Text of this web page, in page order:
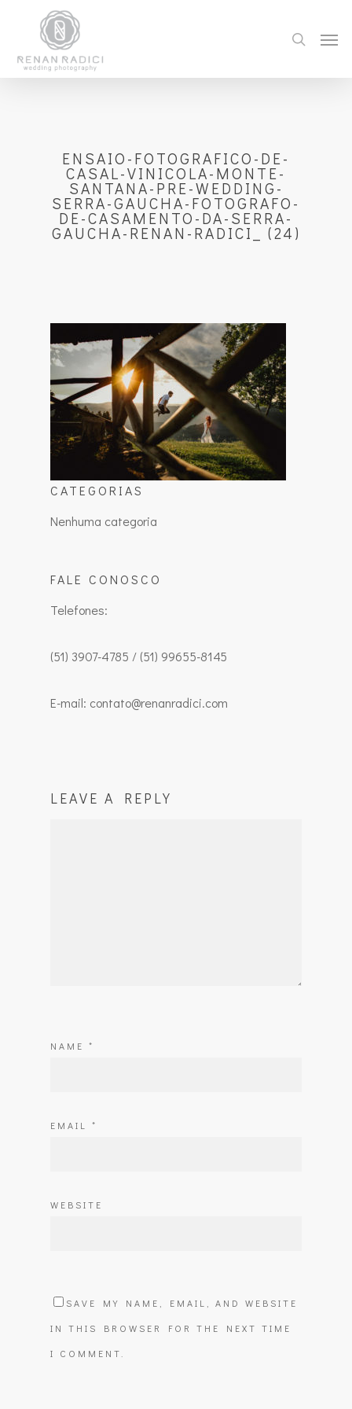
ENSAIO-FOTOGRAFICO-DE-
CASAL-VINICOLA-MONTE-
SANTANA-PRE-WEDDING-
SERRA-GAUCHA-FOTOGRAFO-
DE-CASAMENTO-DA-SERRA-
GAUCHA-RENAN-RADICI_ (24)
CATEGORIAS
Nenhuma categoria
FALE CONOSCO
Telefones:
(51) 3907-4785 / (51) 99655-8145
E-mail: contato@renanradici.com
LEAVE A REPLY
NAME *
EMAIL *
WEBSITE
SAVE MY NAME, EMAIL, AND WEBSITE
IN THIS BROWSER FOR THE NEXT TIME
I COMMENT.